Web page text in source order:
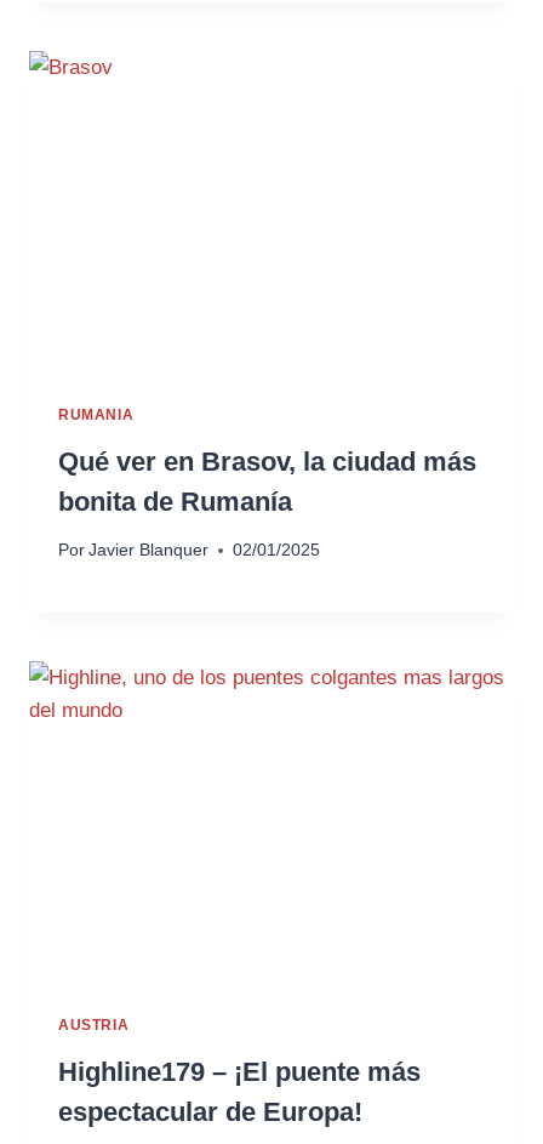
RUMANIA
Qué ver en Brasov, la ciudad más
bonita de Rumanía
Por Javier Blanquer 02/01/2025
AUSTRIA
Highline179 – ¡El puente más
espectacular de Europa!